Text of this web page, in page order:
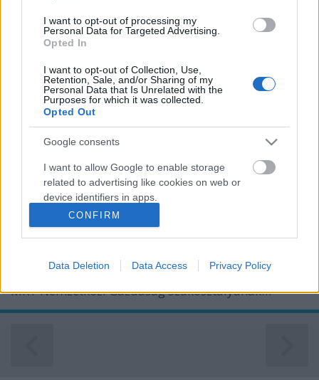
I want to opt-out of processing my
Personal Data for Targeted Advertising.
Opted In
I want to opt-out of Collection, Use,
Retention, Sale, and/or Sharing of my
Personal Data that Is Unrelated with the
Purposes for which it was collected.
Opted Out
Google consents
I want to allow Google to enable storage
related to advertising like cookies on web or
device identifiers in apps.
I want to allow my user data to be sent to
Google for online advertising purposes.
I want to allow Google to send me
I want to allow Google to enable storage
CONFIRM
Data Deletion Data Access Privacy Policy
Nemzetközi gazdasági szekció
MKT admin•2021. szeptember 23.
A COVID-pandémia hatása a nemzetközi
kereskedelmi kockázatokra - kerekasztal beszélgetés
Bevezető előadás:Jákli Gergely elnök-vezérigazgató,
EXIM Kerekasztal-beszélgetésModerátor: Galambos
Tamás ügyvezető igazgató, Swoosh Capital Kft., az
MKT Nemzetközi Gazdaság Szakosztályának…